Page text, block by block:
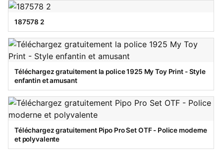
187578 2
Téléchargez gratuitement la police 1925 My Toy Print - Style
enfantin et amusant
Téléchargez gratuitement Pipo Pro Set OTF - Police moderne
et polyvalente